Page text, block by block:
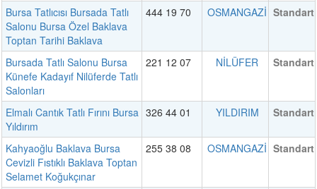
Bursa Tatlıcısı Bursada Tatlı
Salonu Bursa Özel Baklava
Toptan Tarihi Baklava
444 19 70 OSMANGAZİ Standart
Bursada Tatlı Salonu Bursa
Künefe Kadayıf Nilüferde Tatlı
Salonları
221 12 07 NİLÜFER Standart
Elmalı Cantık Tatlı Fırını Bursa
Yıldırım
326 44 01 YILDIRIM Standart
Kahyaoğlu Baklava Bursa
Cevizli Fıstıklı Baklava Toptan
Selamet Koğukçınar
255 38 08 OSMANGAZİ Standart